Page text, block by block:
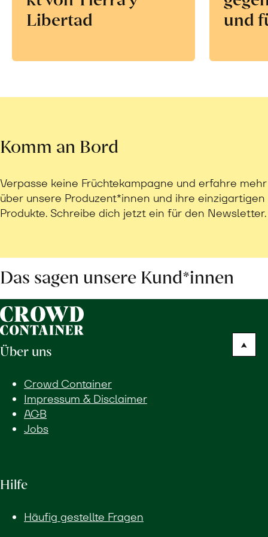
Libertad
und
Komm an Bord
Verpasse keine Früchtekampagne und erfahre mehr
über unsere Produzent*innen und ihre einzigartigen
Produkte. Schreibe dich jetzt ein für den Newsletter.
Das sagen unsere Kund*innen
Über uns
Crowd Container
Impressum & Disclaimer
AGB
Jobs
Hilfe
Häufig gestellte Fragen